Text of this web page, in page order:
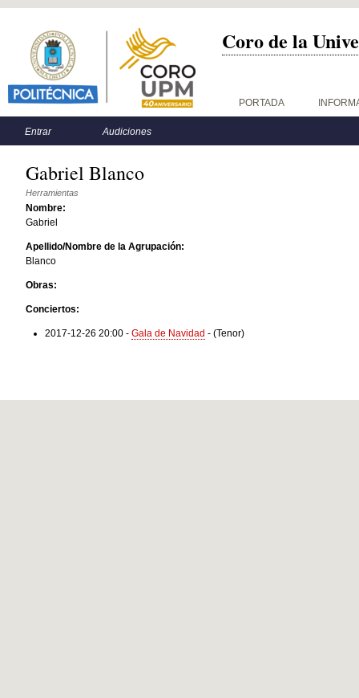
Coro de la
Menú principal PORTADA
Menú secundario
Entrar Audiciones
Gabriel Blanco
Herramientas
Nombre:
Gabriel
Apellido/Nombre de la Agrupación:
Blanco
Obras:
Conciertos:
2017-12-26 20:00 - Gala de Navidad - (Tenor)